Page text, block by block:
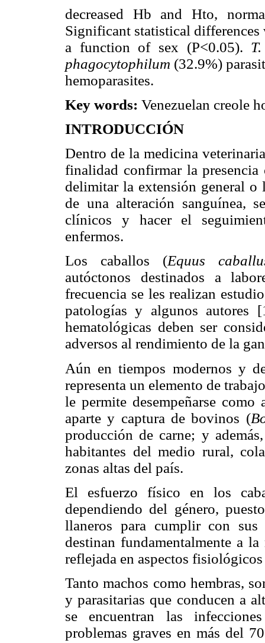
decreased Hb and Hto,
Significant statistical
a function of sex (P<0.05).
phagocytophilum (32.9%)
hemoparasites.
Key words: Venezuelan creole
INTRODUCCIÓN
Dentro de la medicina
finalidad confirmar la presencia
delimitar la extensión general o
de una alteración sanguínea,
clínicos y hacer el
enfermos.
Los caballos (Equus
autóctonos destinados a
frecuencia se les realizan
patologías y algunos autores
hematológicas deben ser
adversos al rendimiento de la
Aún en tiempos modernos y
representa un elemento de
le permite desempeñarse
aparte y captura de bovinos (
producción de carne; y
habitantes del medio rural,
zonas altas del país.
El esfuerzo físico en los
dependiendo del género,
llaneros para cumplir con sus
destinan fundamentalmente a
reflejada en aspectos
Tanto machos como hembras,
y parasitarias que conducen a
se encuentran las
problemas graves en más del